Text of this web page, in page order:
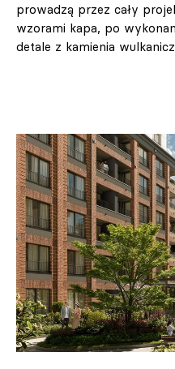
prowadzą przez cały
wzorami kapa, po
detale z kamienia